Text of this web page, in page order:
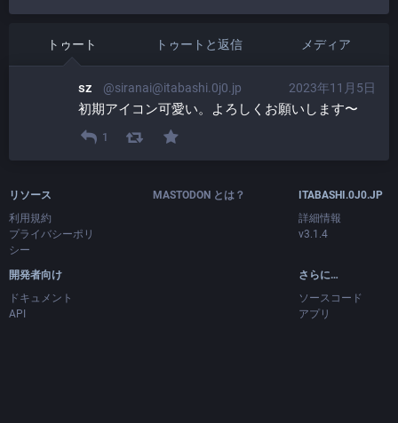
トゥート トゥートと返信 メディア
2023年11月5日
sz @siranai@itabashi.0j0.jp
初期アイコン可愛い。よろしくお願いします〜
1
リソース
利用規約
プライバシーポリ
シー
開発者向け
ドキュメント
API
MASTODON とは？
ITABASHI.0J0.JP
詳細情報
v3.1.4
さらに…
ソースコード
アプリ